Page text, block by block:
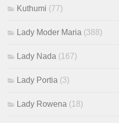
Kuthumi (77)
Lady Moder Maria (388)
Lady Nada (167)
Lady Portia (3)
Lady Rowena (18)